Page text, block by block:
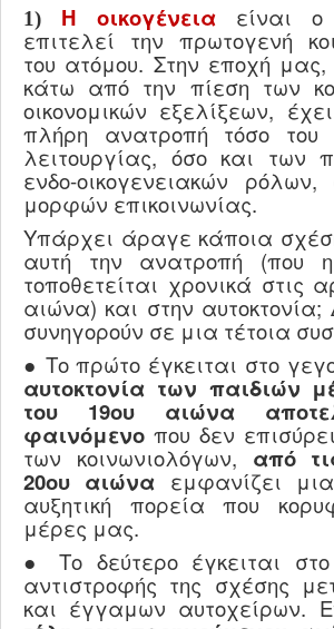
1) Η οικογένεια είναι
επιτελεί την πρωτογενή
του ατόμου. Στην εποχή μας,
κάτω από την πίεση των
οικονομικών εξελίξεων,
πλήρη ανατροπή τόσο του
λειτουργίας, όσο και των
ενδο-οικογενειακών
μορφών επικοινωνίας.
Υπάρχει άραγε κάποια
αυτή την ανατροπή (που
τοποθετείται χρονικά στις
αιώνα) και στην αυτοκτονία;
συνηγορούν σε μια τέτοια
● Το πρώτο έγκειται στο
αυτοκτονία των παιδιών
του 19ου αιώνα
φαινόμενο που δεν
των κοινωνιολόγων, από
20ου αιώνα εμφανίζει
αυξητική πορεία που
μέρες μας.
● Το δεύτερο έγκειται
αντιστροφής της σχέσης
και έγγαμων αυτοχείρων.